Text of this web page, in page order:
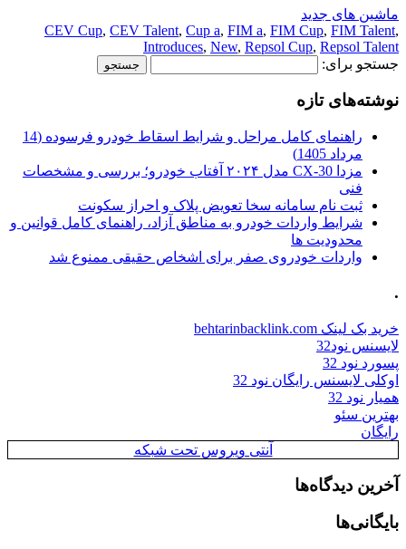
ماشین های جدید
CEV Cup, CEV Talent, Cup a, FIM a, FIM Cup, FIM Talent,
Introduces, New, Repsol Cup, Repsol Talent
جستجو برای:
نوشته‌های تازه
راهنمای کامل مراحل و شرایط اسقاط خودرو فرسوده (14
مرداد 1405)
مزدا CX-30 مدل ۲۰۲۴ آفتاب خودرو؛ بررسی و مشخصات
فنی
ثبت نام سامانه سخا تعویض پلاک و احراز سکونت
شرایط واردات خودرو به مناطق آزاد، راهنمای کامل قوانین و
محدودیت ها
واردات خودروی صفر برای اشخاص حقیقی ممنوع شد
.
خرید بک لینک behtarinbacklink.com
لایسنس نود32
پسورد نود 32
اوکلی لایسنس رایگان نود 32
همیار نود 32
بهترین سئو
رایگان
آنتی ویروس تحت شبکه
آخرین دیدگاه‌ها
بایگانی‌ها